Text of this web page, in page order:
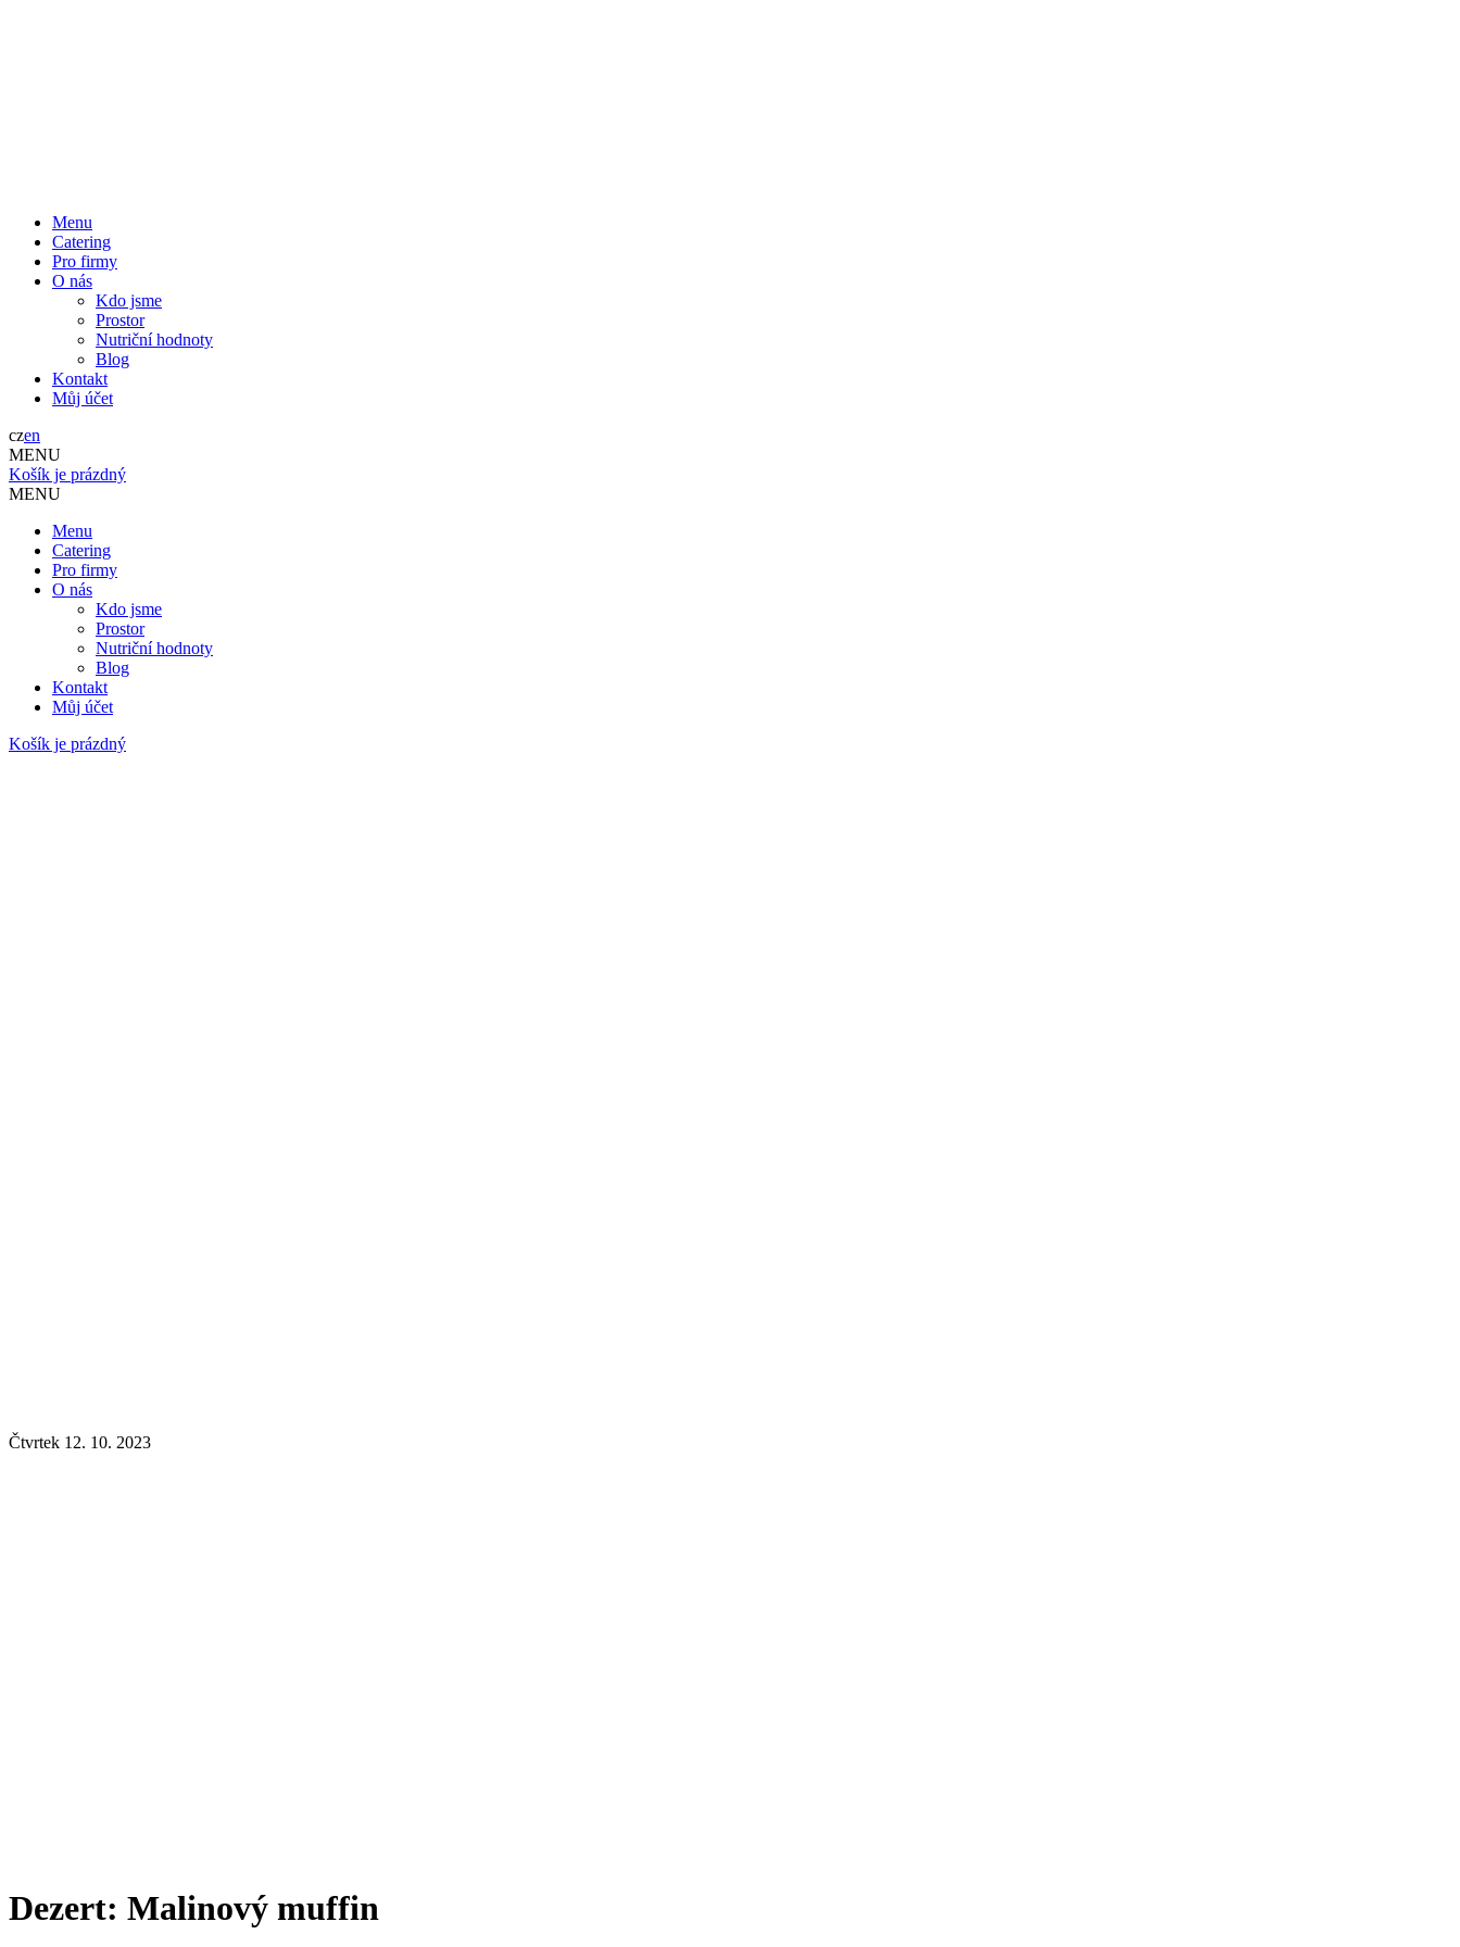
Menu
Catering
Pro firmy
O nás
Kdo jsme
Prostor
Nutriční hodnoty
Blog
Kontakt
Můj účet
czen
MENU
Košík je prázdný
MENU
Menu
Catering
Pro firmy
O nás
Kdo jsme
Prostor
Nutriční hodnoty
Blog
Kontakt
Můj účet
Košík je prázdný
Čtvrtek 12. 10. 2023
Dezert: Malinový muffin